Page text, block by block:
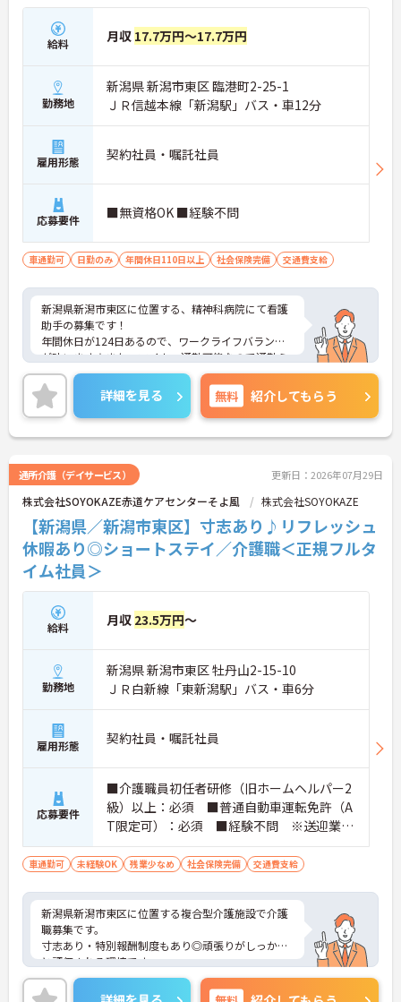
給料 月収 17.7万円～17.7万円
勤務地
新潟県 新潟市東区 臨港町2-25-1
ＪＲ信越本線「新潟駅」バス・車12分
雇用形態 契約社員・嘱託社員
応募要件 ■無資格OK ■経験不問
車通勤可 日勤のみ 年間休日110日以上 社会保険完備 交通費支給
新潟県新潟市東区に位置する、精神科病院にて看護
助手の募集です！
年間休日が124日あるので、ワークライフバランス
が叶います☆また、マイカー通勤可能なので通勤ら
くらくです◎
ご興味のある方には、面接対策ポイントなど、さら
に詳細をお話しいたしますのでお気軽にご相談くだ
さい！
詳細を見る 無料 紹介してもらう
通所介護（デイサービス） 更新日：2026年07月29日
株式会社SOYOKAZE赤道ケアセンターそよ風 株式会社SOYOKAZE
【新潟県／新潟市東区】寸志あり♪リフレッシュ
休暇あり◎ショートステイ／介護職＜正規フルタ
イム社員＞
給料 月収 23.5万円～
勤務地
新潟県 新潟市東区 牡丹山2-15-10
ＪＲ白新線「東新潟駅」バス・車6分
雇用形態 契約社員・嘱託社員
応募要件
■介護職員初任者研修（旧ホームヘルパー2
級）以上：必須 ■普通自動車運転免許（A
T限定可）：必須 ■経験不問 ※送迎業務
があるため、運転免許必須 ※介護施設で
の経験があれば尚可。ブランク歓迎
車通勤可 未経験OK 残業少なめ 社会保険完備 交通費支給
新潟県新潟市東区に位置する複合型介護施設で介護
職募集です。
寸志あり・特別報酬制度もあり◎頑張りがしっかり
と評価される環境です。
ご興味をお持ちの方には詳細の情報や面接のポイン
トをお伝えしますのでお気軽にお問い合わせくださ